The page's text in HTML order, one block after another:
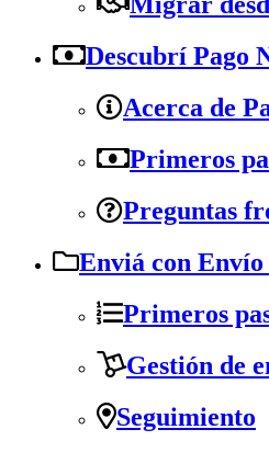
Descubrí Pago
Acerca de
Primeros
Preguntas
Enviá con Envío
Primeros
Gestión de
Seguimiento